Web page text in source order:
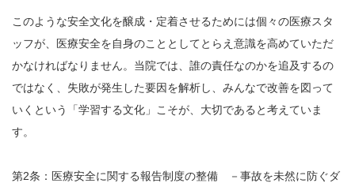
このような安全文化を醸成・定着させるためには個々の医療スタ
ッフが、医療安全を自身のこととしてとらえ意識を高めていただ
かなければなりません。当院では、誰の責任なのかを追及するの
ではなく、失敗が発生した要因を解析し、みんなで改善を図って
いくという「学習する文化」こそが、大切であると考えていま
す。
第2条：医療安全に関する報告制度の整備 －事故を未然に防ぐダ